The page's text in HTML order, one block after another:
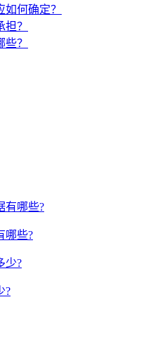
何确定？
？
？
哪些?
?